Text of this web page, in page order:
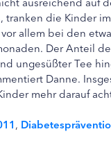
tranken die Kinder
allem bei den
Der Anteil
ungesüßter Tee
Danne.
mehr darauf
,